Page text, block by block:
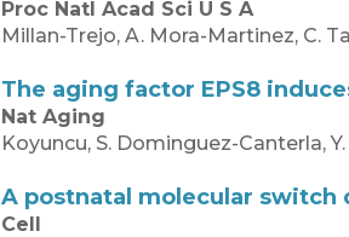
Proc Natl Acad Sci U S A
Millan-Trejo, A. Mora-Martinez, C.
The aging factor EPS8
Nat Aging
Koyuncu, S. Dominguez-Canterla,
A postnatal molecular
Cell